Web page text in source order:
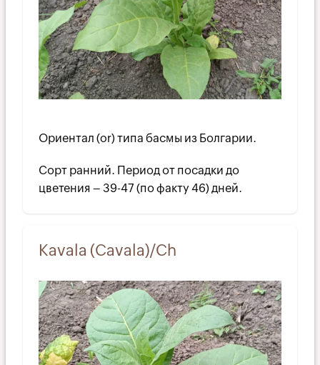
Ориентал (or) типа басмы из Болгарии.
Сорт ранний. Период от посадки до
цветения – 39-47 (по факту 46) дней.
Kavala (Cavala)/Ch